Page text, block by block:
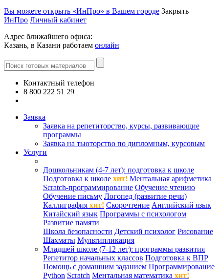
Вы можете открыть «ИнПро» в Вашем городе Закрыть
ИнПро Личный кабинет
Адрес ближайшего офиса:
Казань, в Казани работаем онлайн
Контактный телефон
8 800 222 51 29
Заявка
Заявка на репетиторство, курсы, развивающие
программы
Заявка на тьюторство по дипломным, курсовым
Услуги
Дошкольникам (4-7 лет): подготовка к школе
Подготовка к школе хит! Ментальная арифметика
Scratch-программирование Обучение чтению
Обучение письму Логопед (развитие речи)
Каллиграфия хит! Скорочтение Английский язык
Китайский язык Программы с психологом
Развитие памяти
Школа безопасности Детский психолог Рисование
Шахматы Мультипликация
Младшей школе (7-12 лет): программы развития
Репетитор начальных классов Подготовка к ВПР
Помощь с домашним заданием Программирование
Python Scratch Ментальная математика хит!